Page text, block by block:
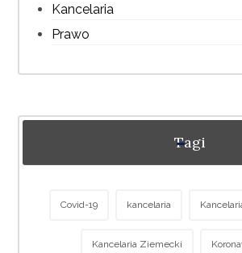
Kancelaria
Prawo
Tagi
Covid-19 kancelaria
Kancelaria Ziemecki